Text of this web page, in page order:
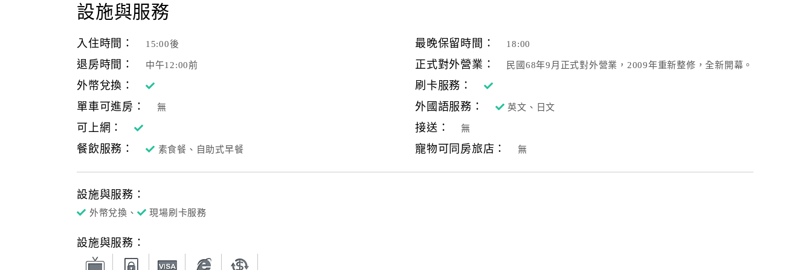
設施與服務
入住時間： 15:00後 最晚保留時間： 18:00
退房時間： 中午12:00前 正式對外營業： 民國68年9月正式對外營業，2009年重新整修，全新開幕。
外幣兌換：
刷卡服務：
單車可進房：
無 外國語服務： 英文、日文
可上網： 接送： 無
餐飲服務： 素食餐、自助式早餐 寵物可同房旅店： 無
設施與服務：
外幣兌換、 現場刷卡服務
設施與服務：